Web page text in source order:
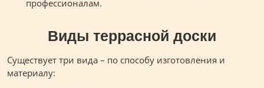
профессионалам.
Виды террасной доски
Существует три вида – по способу изготовления и
материалу: